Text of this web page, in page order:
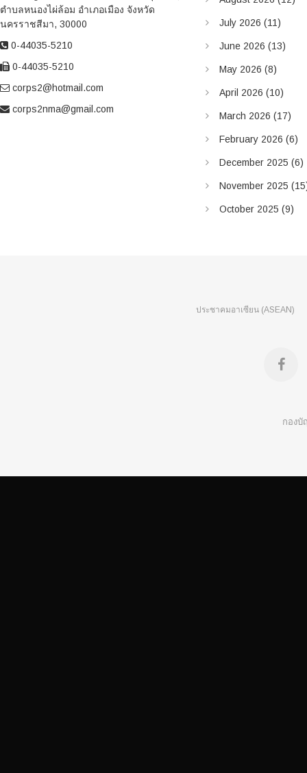
t
i
o
n
ตำบลหนองไผ่ล้อม อำเภอเมือง จังหวัด
นครราชสีมา, 30000
0-44035-5210
0-44035-5210
corps2@hotmail.com
corps2nma@gmail.com
July 2026 (11)
June 2026 (13)
May 2026 (8)
April 2026 (10)
March 2026 (17)
February 2026 (6)
December 2025 (6)
November 2025
October 2025 (9)
ประชาคมอาเซียน (ASEAN)
f
กองบั